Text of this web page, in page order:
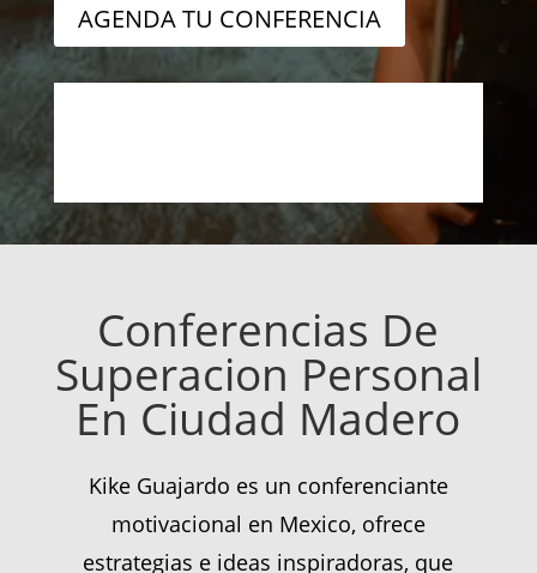
AGENDA TU CONFERENCIA
Conferencias De
Superacion Personal
En Ciudad Madero
Kike Guajardo es un conferenciante
motivacional en Mexico, ofrece
estrategias e ideas inspiradoras, que